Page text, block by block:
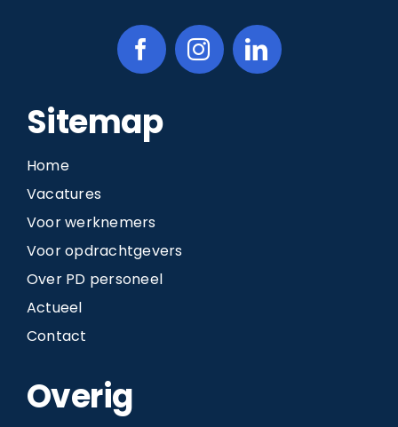
Sitemap
Home
Vacatures
Voor werknemers
Voor opdrachtgevers
Over PD personeel
Actueel
Contact
Overig